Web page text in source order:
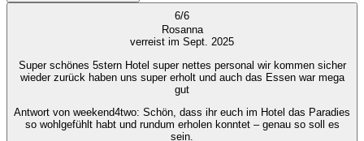
6/6
Rosanna
verreist im Sept. 2025
Super schönes 5stern Hotel super nettes personal wir kommen sicher
wieder zurück haben uns super erholt und auch das Essen war mega
gut
Antwort von weekend4two: Schön, dass ihr euch im Hotel das Paradies
so wohlgefühlt habt und rundum erholen konntet – genau so soll es
sein.